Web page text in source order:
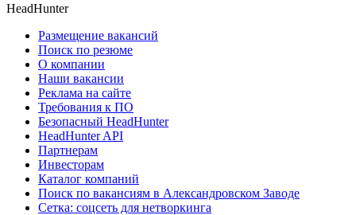
HeadHunter
Размещение вакансий
Поиск по резюме
О компании
Наши вакансии
Реклама на сайте
Требования к ПО
Безопасный HeadHunter
HeadHunter API
Партнерам
Инвесторам
Каталог компаний
Поиск по вакансиям в Александровском Заводе
Сетка: соцсеть для нетворкинга